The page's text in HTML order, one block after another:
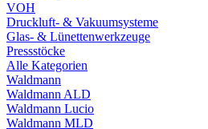
VOH
Druckluft- & Vakuumsysteme
Glas- & Lünettenwerkzeuge
Pressstöcke
Alle Kategorien
Waldmann
Waldmann ALD
Waldmann Lucio
Waldmann MLD